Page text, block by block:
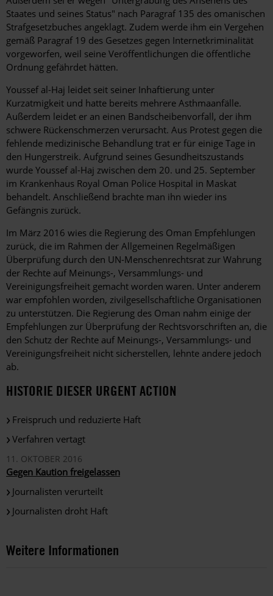
Staates und seines Status" nach Paragraf 135 des omanischen
Strafgesetzbuches angeklagt. Zudem werde ihm ein Vergehen
gemäß Paragraf 19 des Gesetzes gegen Internetkriminalität
vorgeworfen, weil seine Veröffentlichungen die öffentliche
Ordnung gefährdet hätten.
Youssef al-Haj leidet seit seiner Inhaftierung unter
Kurzatmigkeit und hatte bereits mehrere Asthmaanfälle.
Außerdem leidet er an einen Bandscheibenvorfall, der ihm
schwere Rückenschmerzen verursacht. Aus Protest gegen die
fehlende medizinische Behandlung trat er für einige Tage in
den Hungerstreik. Aufgrund seines Gesundheitszustands
wurde Youssef al-Haj zwischen dem 20. und 25. September
im Krankenhaus Royal Oman Police Hospital in Maskat
behandelt. Anschließend brachte man ihn wieder ins
Gefängnis zurück.
Im März 2016 wies die Regierung des Oman Empfehlungen
zurück, die im Rahmen der Allgemeinen Regelmäßigen
Überprüfung durch den UN-Menschenrechtsrat zur Wahrung
der Rechte auf Meinungs-, Versammlungs- und
Vereinigungsfreiheit gemacht worden waren. Unter anderem
war empfohlen worden, zivilgesellschaftliche Organisationen
zu unterstützen. Die Regierung des Oman nahm einige der
Empfehlungen zur Überprüfung der Rechtsvorschriften an, die
den Schutz der Rechte auf Meinungs-, Versammlungs- und
Vereinigungsfreiheit nicht sicherstellen, lehnte andere jedoch
ab.
HISTORIE DIESER URGENT ACTION
Freispruch und reduzierte Haft
Verfahren vertagt
11. OKTOBER 2016
Gegen Kaution freigelassen
Journalisten verurteilt
Journalisten droht Haft
Weitere Informationen